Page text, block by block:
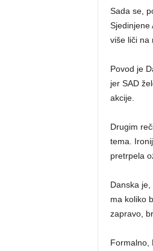
Sada se,
Sjedinjene
više liči na
Povod je
jer SAD
akcije.
Drugim
tema.
pretrpela
Danska
ma koliko
zapravo,
Formalno,